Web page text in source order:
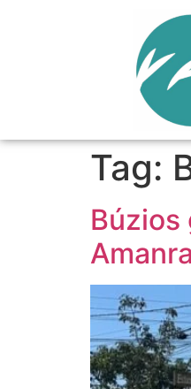
Tag:
Búzios